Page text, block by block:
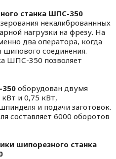
станка ШПС-350
некалиброваннных
нагрузки на фрезу. На
два оператора, когда
соединения.
ШПС-350 позволяет
оборудован двумя
и 0,75 кВт,
и подачи заготовок.
составляет 6000 оборотов
шипорезного станка